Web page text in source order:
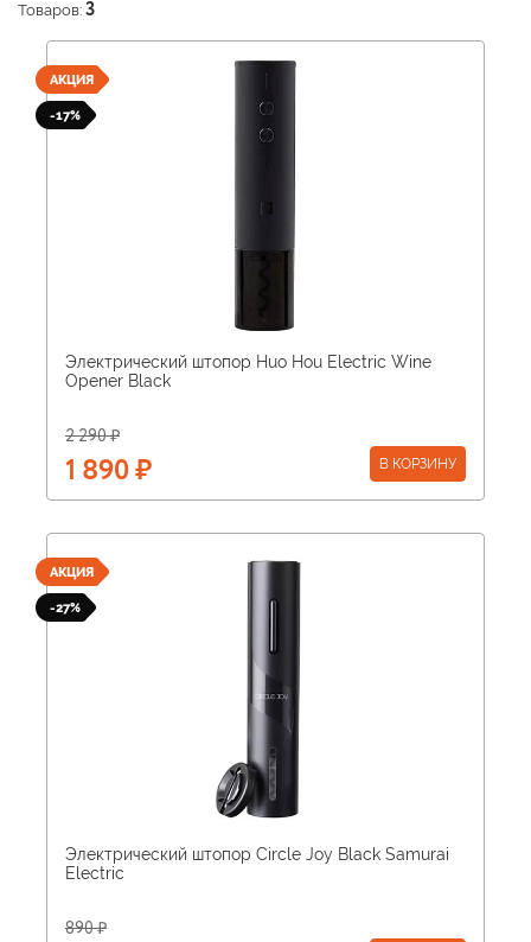
Товаров: 3
АКЦИЯ
-17%
Электрический штопор Huo Hou Electric Wine
Opener Black
2 290 ₽
1 890 ₽ В КОРЗИНУ
АКЦИЯ
-27%
Электрический штопор Circle Joy Black Samurai
Electric
890 ₽